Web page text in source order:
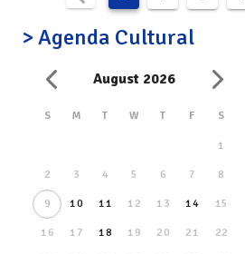
> Agenda Cultural
August 2026
S M T W T F S
1
2 3 4 5 6 7 8
9 10 11 12 13 14 15
16 17 18 19 20 21 22